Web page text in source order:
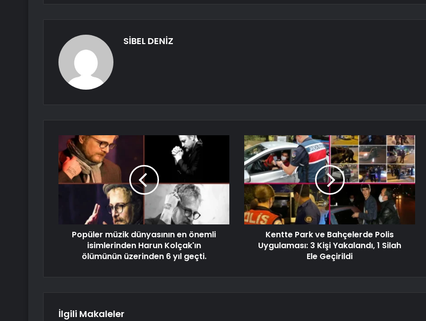
SİBEL DENİZ
Popüler müzik dünyasının en önemli
isimlerinden Harun Kolçak'ın
ölümünün üzerinden 6 yıl geçti.
Kentte Park ve Bahçelerde Polis
Uygulaması: 3 Kişi Yakalandı, 1 Silah
Ele Geçirildi
İlgili Makaleler